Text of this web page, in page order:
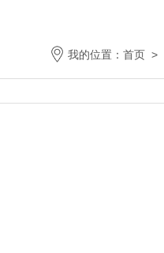
我的位置： 首页 >